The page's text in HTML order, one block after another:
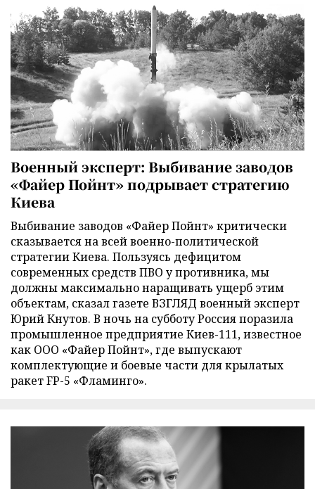
Военный эксперт: Выбивание заводов
«Файер Пойнт» подрывает стратегию
Киева
Выбивание заводов «Файер Пойнт» критически
сказывается на всей военно-политической
стратегии Киева. Пользуясь дефицитом
современных средств ПВО у противника, мы
должны максимально наращивать ущерб этим
объектам, сказал газете ВЗГЛЯД военный эксперт
Юрий Кнутов. В ночь на субботу Россия поразила
промышленное предприятие Киев-111, известное
как ООО «Файер Пойнт», где выпускают
комплектующие и боевые части для крылатых
ракет FP-5 «Фламинго».